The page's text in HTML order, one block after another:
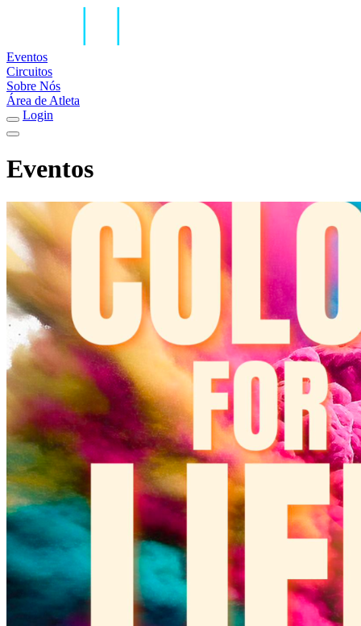
Eventos
Circuitos
Sobre Nós
Área de Atleta
Login
Eventos